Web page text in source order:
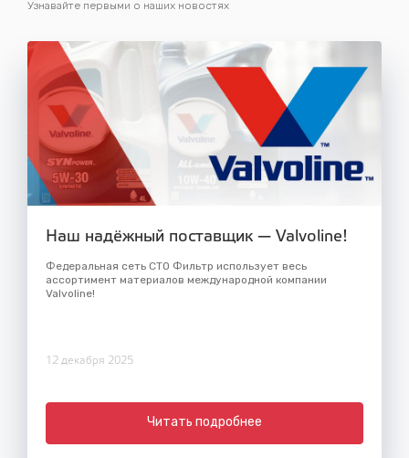
Узнавайте первыми о наших новостях
Наш надёжный поставщик — Valvoline!
Федеральная сеть СТО Фильтр использует весь
ассортимент материалов международной компании
Valvoline!
12 декабря 2025
Читать подробнее